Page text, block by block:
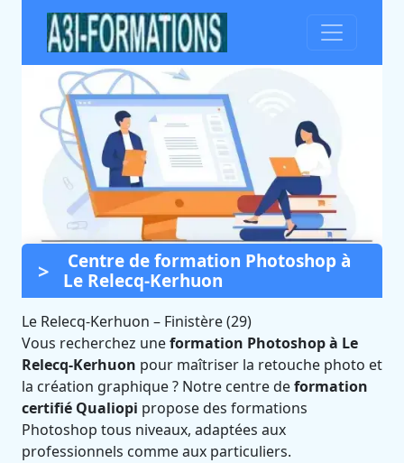
Formation Photoshop à Le
Relecq-Kerhuon (Finistère)
Certifié Qualiopi et éligible CPF
Centre de formation Photoshop à
Le Relecq-Kerhuon
Le Relecq-Kerhuon – Finistère (29)
Vous recherchez uneformation Photoshop à Le
Relecq-Kerhuon pour maîtriser la retouche photo et
la création graphique ? Notre centre deformation
certifié Qualiopi propose des formations
Photoshop tous niveaux, adaptées aux
professionnels comme aux particuliers.